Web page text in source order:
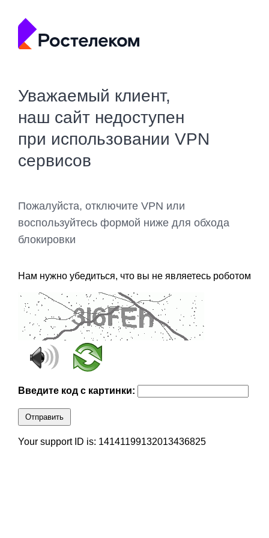
Уважаемый клиент,
наш сайт недоступен
при использовании VPN
сервисов
Пожалуйста, отключите VPN или
воспользуйтесь формой ниже для обхода
блокировки
Нам нужно убедиться, что вы не являетесь роботом
Введите код с картинки:
Отправить
Your support ID is: 14141199132013436825